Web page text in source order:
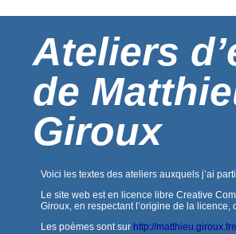
Ateliers
de
Giroux
Voici les textes des ateliers auxquels j’ai
Le site web est en licence libre Creative
Giroux, en respectant l’origine de la
Les poèmes sont sur http://